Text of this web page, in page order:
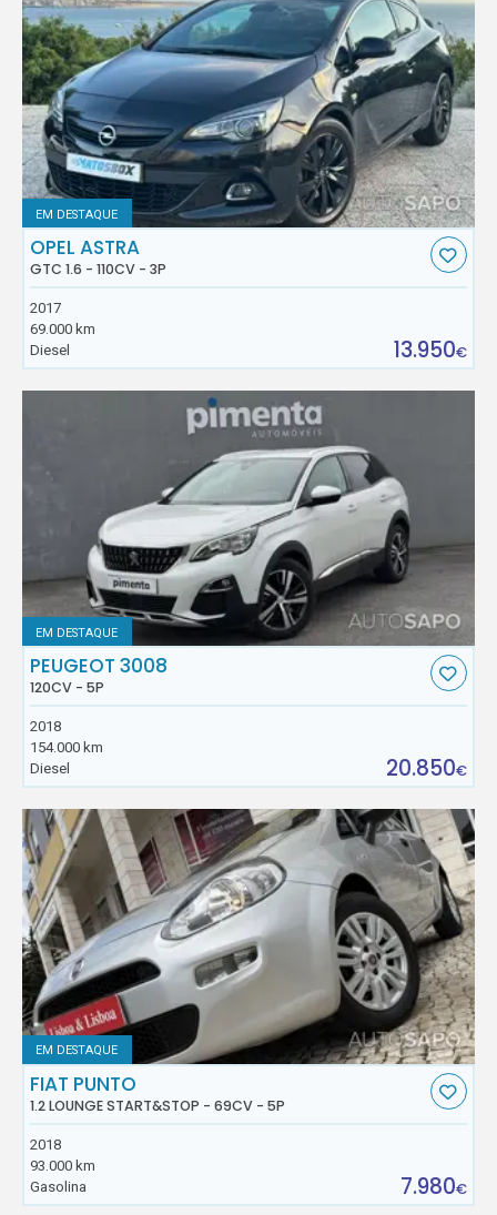
EM DESTAQUE
OPEL ASTRA
GTC 1.6 - 110CV - 3P
2017
69.000 km
Diesel
13.950€
EM DESTAQUE
PEUGEOT 3008
120CV - 5P
2018
154.000 km
Diesel
20.850€
EM DESTAQUE
FIAT PUNTO
1.2 LOUNGE START&STOP - 69CV - 5P
2018
93.000 km
Gasolina
7.980€